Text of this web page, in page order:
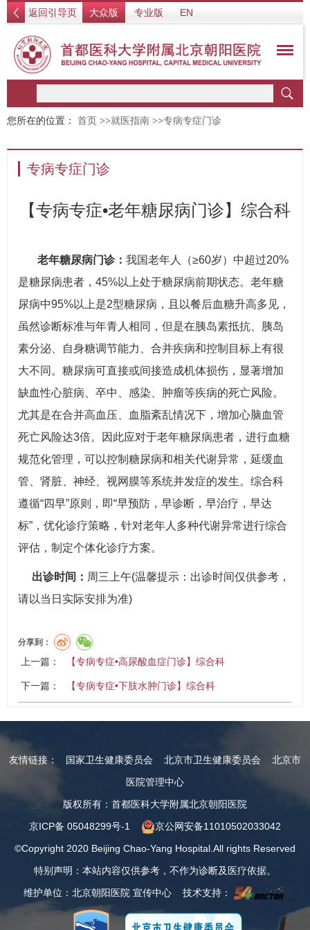
返回引导页 大众版 专业版 EN
您所在的位置： 首页 >>就医指南 >>专病专症门诊
专病专症门诊
【专病专症•老年糖尿病门诊】综合科
老年糖尿病门诊： 我国老年人（≥60岁）中超过20%
是糖尿病患者，45%以上处于糖尿病前期状态。老年糖
尿病中95%以上是2型糖尿病，且以餐后血糖升高多见，
虽然诊断标准与年青人相同，但是在胰岛素抵抗、胰岛
素分泌、自身糖调节能力、合并疾病和控制目标上有很
大不同。糖尿病可直接或间接造成机体损伤，显著增加
缺血性心脏病、卒中、感染、肿瘤等疾病的死亡风险。
尤其是在合并高血压、血脂紊乱情况下，增加心脑血管
死亡风险达3倍。因此应对于老年糖尿病患者，进行血糖
规范化管理，可以控制糖尿病和相关代谢异常，延缓血
管、肾脏、神经、视网膜等系统并发症的发生。综合科
遵循“四早”原则，即“早预防，早诊断，早治疗，早达
标”，优化诊疗策略，针对老年人多种代谢异常进行综合
评估，制定个体化诊疗方案。
出诊时间： 周三上午(温馨提示：出诊时间仅供参考，
请以当日实际安排为准)
分享到：
上一篇： 【专病专症•高尿酸血症门诊】综合科
下一篇： 【专病专症•下肢水肿门诊】综合科
友情链接： 国家卫生健康委员会 北京市卫生健康委员会
北京市
医院管理中心
版权所有：首都医科大学附属北京朝阳医院
京ICP备 05048299号-1
京公网安备11010502033042
©Copyright 2020 Beijing Chao-Yang Hospital.All rights Reserved
特别声明：本站内容仅供参考，不作为诊断及医疗依据。
维护单位：北京朝阳医院 宣传中心 技术支持：